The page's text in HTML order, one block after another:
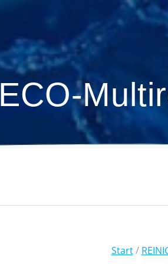
ECO-
Start/